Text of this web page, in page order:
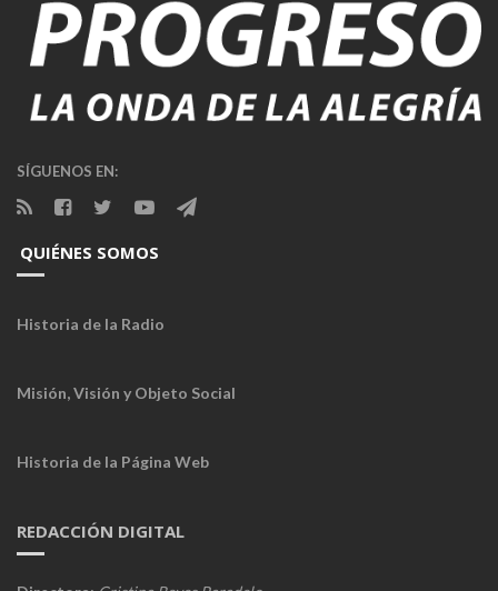
SÍGUENOS EN:
QUIÉNES SOMOS
Historia de la Radio
Misión, Visión y Objeto Social
Historia de la Página Web
REDACCIÓN DIGITAL